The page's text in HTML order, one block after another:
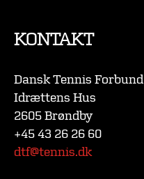
KONTAKT
Dansk Tennis Forbund
Idrættens Hus
2605 Brøndby
+45 43 26 26 60
dtf@tennis.dk